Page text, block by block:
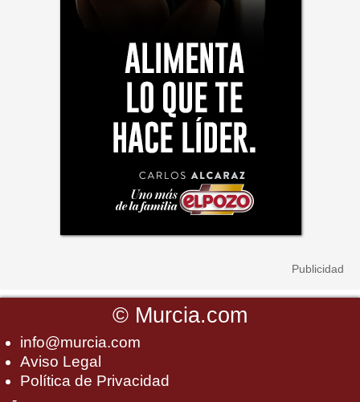
© Murcia.com
info@murcia.com
Aviso Legal
Política de Privacidad